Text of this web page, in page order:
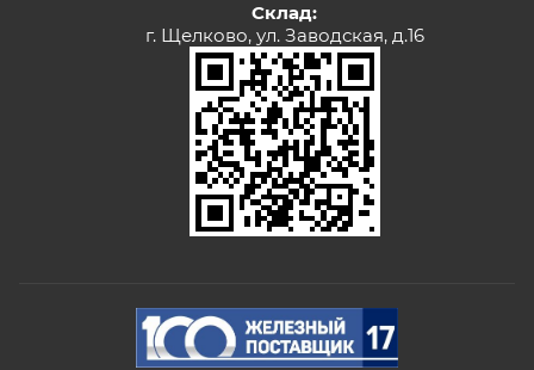
Склад:
г. Щелково, ул. Заводская, д.16